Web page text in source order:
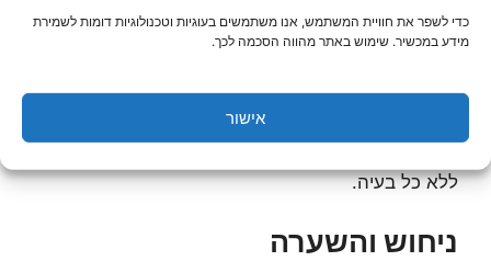
כדי לשפר את חוויית המשתמש, אנו משתמשים בעוגיות וטכנולוגיות דומות לשמירת
מידע במכשיר. שימוש באתר מהווה הסכמה לכך.
אישור
כשהיא מתקלחת וכדומה) ומדדו את הגודל שלה בעזרת
חוט. כל מה שאתם צריכים לעשות הוא לקחת חוט,
המתאים ואז למדוד בסנטימטרים את הגודל של החוט.
אם תגיעו עם המידע הזה, או עם החוט עצמו, אל חנות
ללא כל בעיה.
ניחוש והשערה